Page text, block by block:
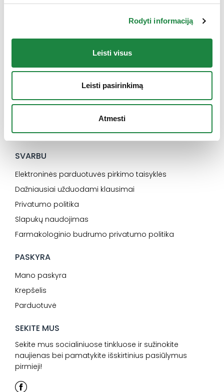
Rodyti informaciją
Leisti visus
Leisti pasirinkimą
Atmesti
INFORMACIJA
Kontaktai
Karjera
SVARBU
Elektroninės parduotuvės pirkimo taisyklės
Dažniausiai užduodami klausimai
Privatumo politika
Slapukų naudojimas
Farmakologinio budrumo privatumo politika
PASKYRA
Mano paskyra
Krepšelis
Parduotuvė
SEKITE MUS
Sekite mus socialiniuose tinkluose ir sužinokite
naujienas bei pamatykite išskirtinius pasiūlymus
pirmieji!